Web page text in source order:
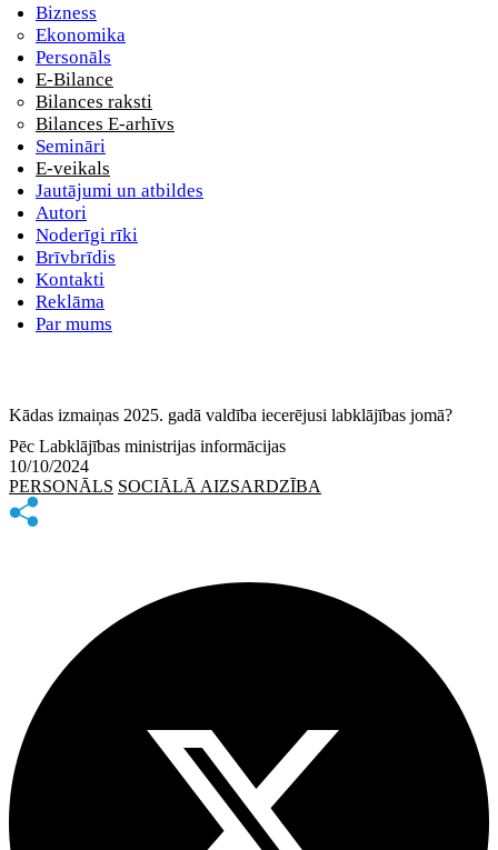
Bizness
Ekonomika
Personāls
E-Bilance
Bilances raksti
Bilances E-arhīvs
Semināri
E-veikals
Jautājumi un atbildes
Autori
Noderīgi rīki
Brīvbrīdis
Kontakti
Reklāma
Par mums
Kādas izmaiņas 2025. gadā valdība iecerējusi labklājības jomā?
Pēc Labklājības ministrijas informācijas
10/10/2024
PERSONĀLS SOCIĀLĀ AIZSARDZĪBA